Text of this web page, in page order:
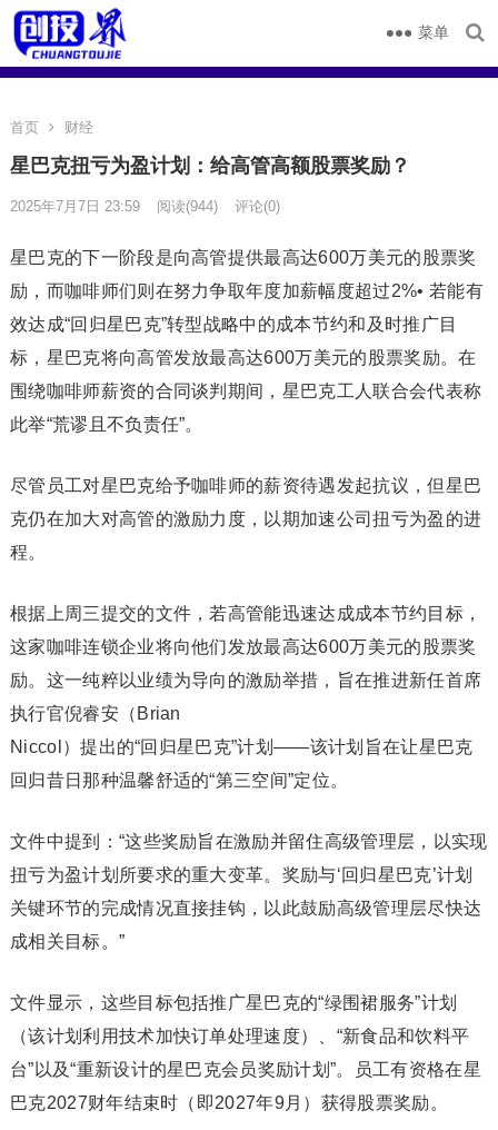
菜单
首页 财经
星巴克扭亏为盈计划：给高管高额股票奖励？
2025年7月7日 23:59 阅读(944) 评论(0)
星巴克的下一阶段是向高管提供最高达600万美元的股票奖
励，而咖啡师们则在努力争取年度加薪幅度超过2%• 若能有
效达成“回归星巴克”转型战略中的成本节约和及时推广目
标，星巴克将向高管发放最高达600万美元的股票奖励。在
围绕咖啡师薪资的合同谈判期间，星巴克工人联合会代表称
此举“荒谬且不负责任”。
尽管员工对星巴克给予咖啡师的薪资待遇发起抗议，但星巴
克仍在加大对高管的激励力度，以期加速公司扭亏为盈的进
程。
根据上周三提交的文件，若高管能迅速达成成本节约目标，
这家咖啡连锁企业将向他们发放最高达600万美元的股票奖
励。这一纯粹以业绩为导向的激励举措，旨在推进新任首席
执行官倪睿安（Brian
Niccol）提出的“回归星巴克”计划——该计划旨在让星巴克
回归昔日那种温馨舒适的“第三空间”定位。
文件中提到：“这些奖励旨在激励并留住高级管理层，以实现
扭亏为盈计划所要求的重大变革。奖励与‘回归星巴克’计划
关键环节的完成情况直接挂钩，以此鼓励高级管理层尽快达
成相关目标。”
文件显示，这些目标包括推广星巴克的“绿围裙服务”计划
（该计划利用技术加快订单处理速度）、“新食品和饮料平
台”以及“重新设计的星巴克会员奖励计划”。员工有资格在星
巴克2027财年结束时（即2027年9月）获得股票奖励。